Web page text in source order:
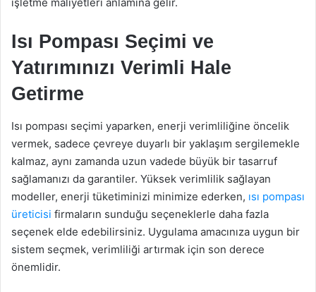
Isı Pompası Seçimi ve
Yatırımınızı Verimli Hale
Getirme
Isı pompası seçimi yaparken, enerji verimliliğine öncelik
vermek, sadece çevreye duyarlı bir yaklaşım sergilemekle
kalmaz, aynı zamanda uzun vadede büyük bir tasarruf
sağlamanızı da garantiler. Yüksek verimlilik sağlayan
modeller, enerji tüketiminizi minimize ederken, ısı pompası
üreticisi firmaların sunduğu seçeneklerle daha fazla
seçenek elde edebilirsiniz. Uygulama amacınıza uygun bir
sistem seçmek, verimliliği artırmak için son derece
önemlidir.